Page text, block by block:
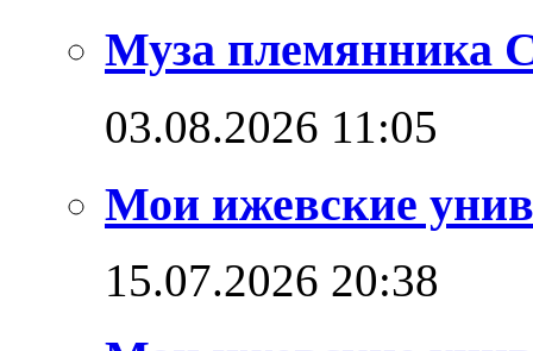
Муза племянника
03.08.2026 11:05
Мои ижевские
15.07.2026 20:38